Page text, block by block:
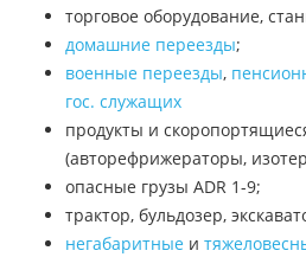
торговое оборудование,
домашние переезды;
военные переезды,
гос. служащих
продукты и
(авторефрижераторы,
опасные грузы ADR 1-9;
трактор, бульдозер,
негабаритные и